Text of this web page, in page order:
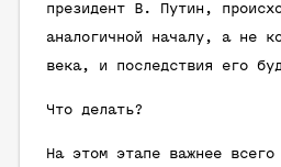
президент В. Путин,
аналогичной началу, а не
века, и последствия его
Что делать?
На этом этапе важнее всего